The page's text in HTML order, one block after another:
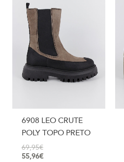
6908 LEO CRUTE
POLY TOPO PRETO
69,95€
55,96€